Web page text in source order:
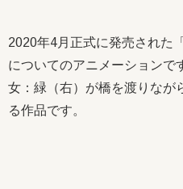
2020年4月正式に発売された
についてのアニメーションで
女：緑（右）が橋を渡りなが
る作品です。